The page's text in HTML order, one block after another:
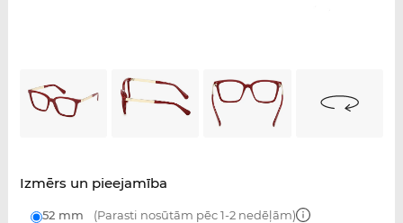
Izmērs un pieejamība
52 mm (Parasti nosūtām pēc 1-2 nedēļām)